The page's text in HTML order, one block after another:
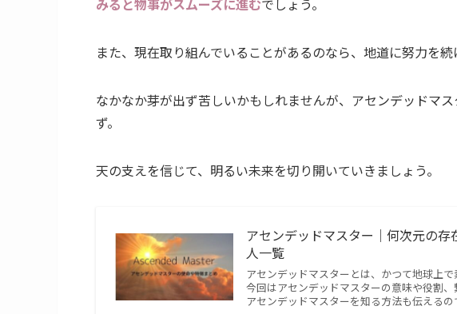
みると物事がスムーズに進むでしょう。
また、現在取り組んでいることがあるのなら、地道に努力を続
なかなか芽が出ず苦しいかもしれませんが、アセンデッドマ
ず。
天の支えを信じて、明るい未来を切り開いていきましょう。
アセンデッドマスター｜何次元の
人一覧
アセンデッドマスターとは、かつて地球上
今回はアセンデッドマスターの意味や役割
アセンデッドマスターを知る方法も伝えるの